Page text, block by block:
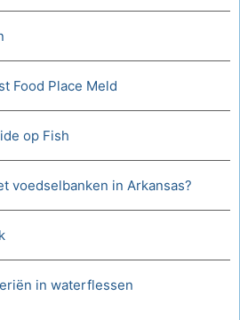
Food Place Meld
op Fish
voedselbanken in Arkansas?
in waterflessen